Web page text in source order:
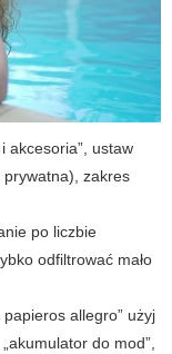
akcesoria”, ustaw
zakres
po liczbie
odfiltrować mało
allegro” użyj
do mod”,